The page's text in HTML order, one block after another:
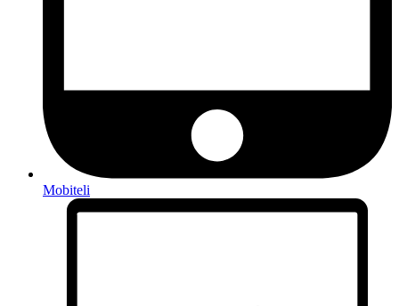
Mobiteli